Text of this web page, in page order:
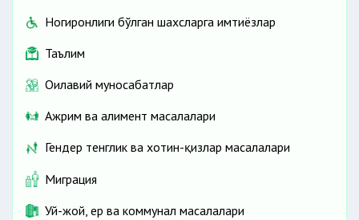
Ногиронлиги бўлган шахсларга имтиёзлар
Таълим
Оилавий муносабатлар
Ажрим ва алимент масалалари
Гендер тенглик ва хотин-қизлар масалалари
Миграция
Уй-жой, ер ва коммунал масалалари